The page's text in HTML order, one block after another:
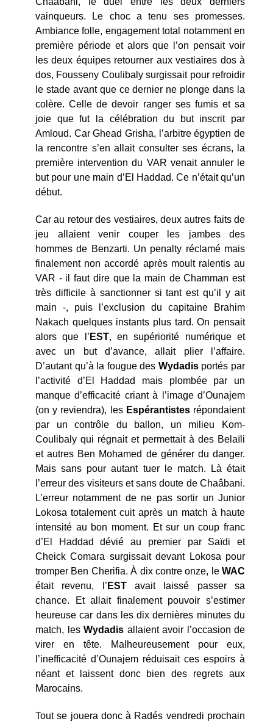
vainqueurs. Le choc a tenu ses promesses.
Ambiance folle, engagement total notamment en
première période et alors que l’on pensait voir
les deux équipes retourner aux vestiaires dos à
dos, Fousseny Coulibaly surgissait pour refroidir
le stade avant que ce dernier ne plonge dans la
colère. Celle de devoir ranger ses fumis et sa
joie que fut la célébration du but inscrit par
Amloud. Car Ghead Grisha, l’arbitre égyptien de
la rencontre s’en allait consulter ses écrans, la
première intervention du VAR venait annuler le
but pour une main d’El Haddad. Ce n’était qu’un
début.
Car au retour des vestiaires, deux autres faits de
jeu allaient venir couper les jambes des
hommes de Benzarti. Un penalty réclamé mais
finalement non accordé après moult ralentis au
VAR - il faut dire que la main de Chamman est
très difficile à sanctionner si tant est qu’il y ait
main -, puis l’exclusion du capitaine Brahim
Nakach quelques instants plus tard. On pensait
alors que l’ EST, en supériorité numérique et
avec un but d’avance, allait plier l’affaire.
D’autant qu’à la fougue des Wydadisportés par
l’activité d’El Haddad mais plombée par un
manque d’efficacité criant à l’image d’Ounajem
(on y reviendra), les Espérantistesrépondaient
par un contrôle du ballon, un milieu Kom-
Coulibaly qui régnait et permettait à des Belaïli
et autres Ben Mohamed de générer du danger.
Mais sans pour autant tuer le match. Là était
l’erreur des visiteurs et sans doute de Chaâbani.
L’erreur notamment de ne pas sortir un Junior
Lokosa totalement cuit après un match à haute
intensité au bon moment. Et sur un coup franc
d’El Haddad dévié au premier par Saïdi et
Cheick Comara surgissait devant Lokosa pour
tromper Ben Cherifia. À dix contre onze, le WAC
était revenu, l’ ESTavait laissé passer sa
chance. Et allait finalement pouvoir s’estimer
heureuse car dans les dix dernières minutes du
match, les Wydadis allaient avoir l’occasion de
virer en tête. Malheureusement pour eux,
l’inefficacité d’Ounajem réduisait ces espoirs à
néant et laissent donc bien des regrets aux
Marocains.
Tout se jouera donc à Radés vendredi prochain